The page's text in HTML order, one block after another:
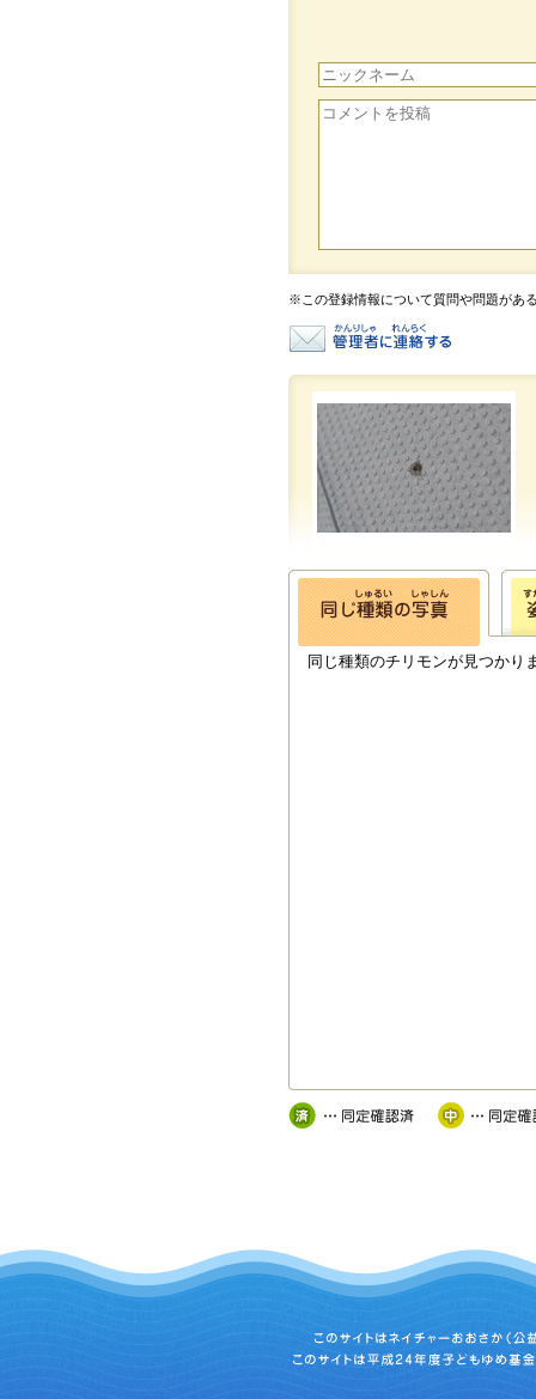
※この登録情報について質問や問題があ
同じ種類のチリモンが見つかり